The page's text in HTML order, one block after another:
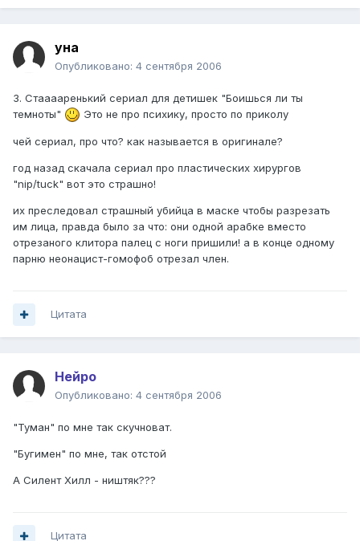
уна
Опубликовано: 4 сентября 2006
3. Стааааренький сериал для детишек "Боишься ли ты
темноты"
Это не про психику, просто по приколу
чей сериал, про что? как называется в оригинале?
год назад скачала сериал про пластических хирургов
"nip/tuck" вот это страшно!
их преследовал страшный убийца в маске чтобы разрезать
им лица, правда было за что: они одной арабке вместо
отрезаного клитора палец с ноги пришили! а в конце одному
парню неонацист-гомофоб отрезал член.
Цитата
Нейро
Опубликовано: 4 сентября 2006
"Туман" по мне так скучноват.
"Бугимен" по мне, так отстой
А Силент Хилл - ништяк???
Цитата